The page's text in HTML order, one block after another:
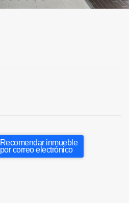
Recomendar inmueble
por correo electrónico